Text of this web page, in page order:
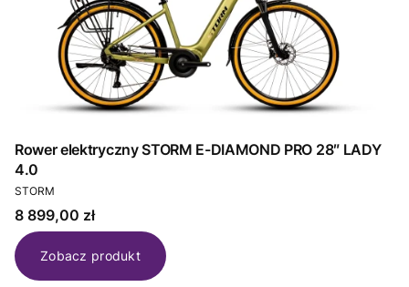
Rower elektryczny STORM E-DIAMOND PRO 28″ LADY
4.0
PRODUCENT
STORM
Cena
8 899,00 zł
Zobacz produkt